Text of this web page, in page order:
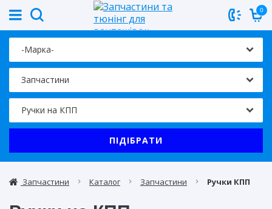
0
ПІДІБРАТИ
Запчастини Каталог Запчастини Ручки КПП